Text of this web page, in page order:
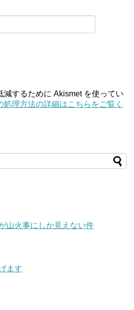
減するために Akismet を使ってい
処理方法の詳細はこちらをご覧く
山火事にしか見えない件
ます